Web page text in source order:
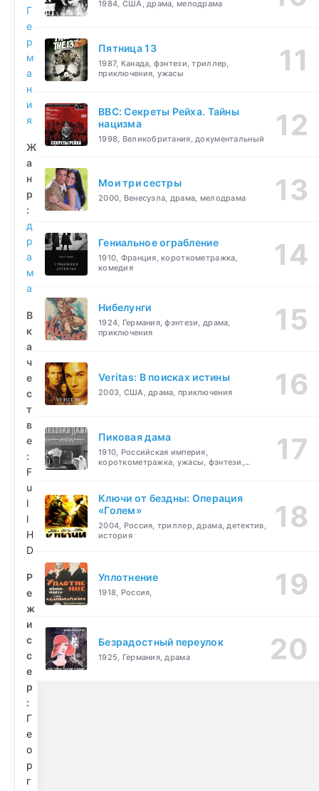
Г
е
р
м
а
н
и
я
Ж
а
н
р
:
д
р
а
м
а
В
к
а
ч
е
с
т
в
е
:
F
u
l
l
H
D
Р
е
ж
и
с
с
е
р
:
Г
е
о
р
г
1984, США, драма, мелодрама
Пятница 13
1987, Канада, фэнтези, триллер,
приключения, ужасы
BBC: Секреты Рейха. Тайны
нацизма
1998, Великобритания, документальный
Мои три сестры
2000, Венесуэла, драма, мелодрама
Гениальное ограбление
1910, Франция, короткометражка,
комедия
Нибелунги
1924, Германия, фэнтези, драма,
приключения
Veritas: В поисках истины
2003, США, драма, приключения
Пиковая дама
1910, Российская империя,
короткометражка, ужасы, фэнтези,
Ключи от бездны: Операция
«Голем»
2004, Россия, триллер, драма, детектив,
история
Уплотнение
1918, Россия,
Безрадостный переулок
1925, Германия, драма